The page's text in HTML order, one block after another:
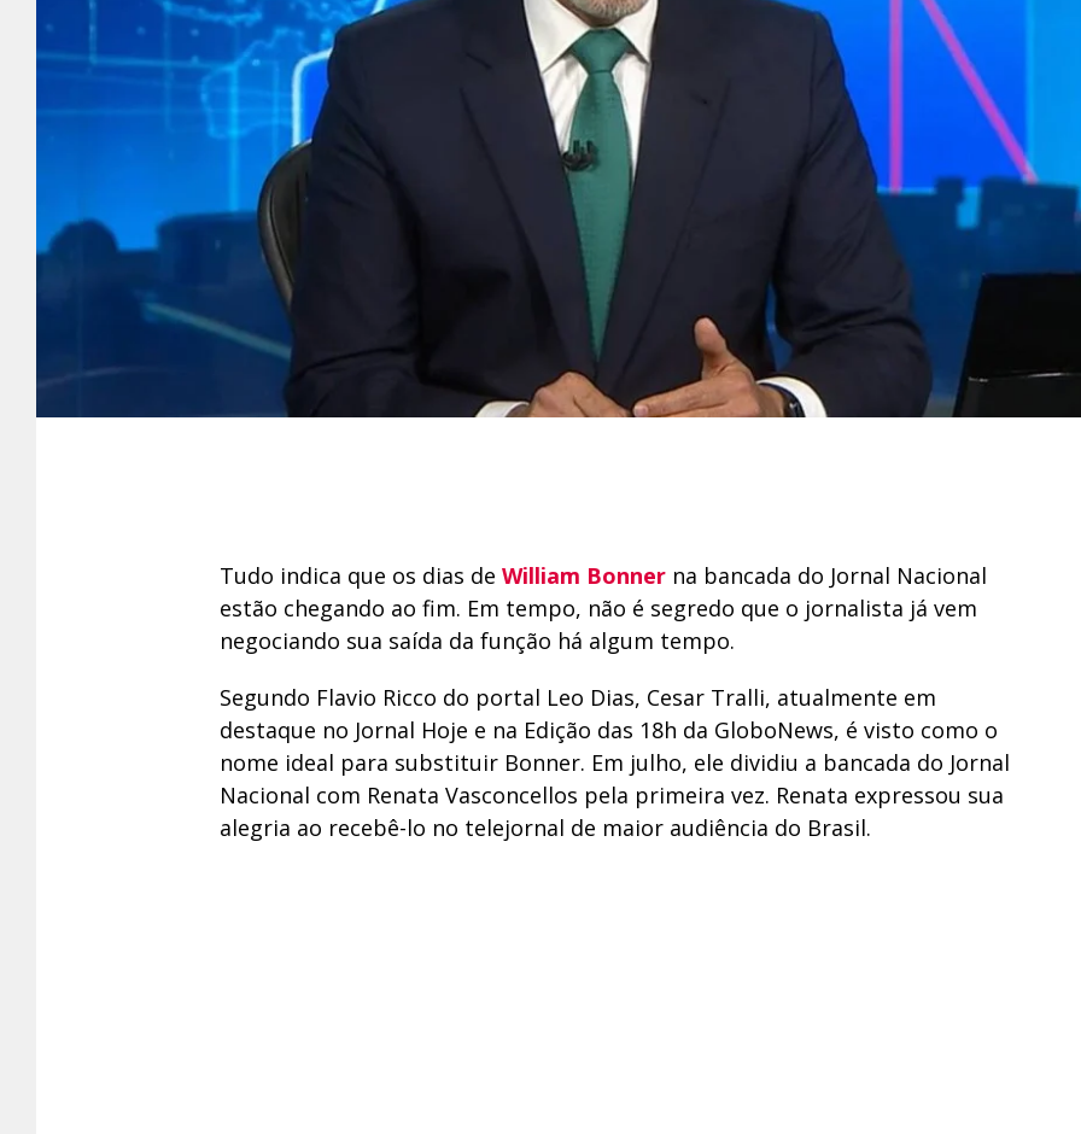
Tudo indica que os dias de William Bonner na bancada do Jornal Nacional
estão chegando ao fim. Em tempo, não é segredo que o jornalista já vem
negociando sua saída da função há algum tempo.
Segundo Flavio Ricco do portal Leo Dias, Cesar Tralli, atualmente em
destaque no Jornal Hoje e na Edição das 18h da GloboNews, é visto como o
nome ideal para substituir Bonner. Em julho, ele dividiu a bancada do Jornal
Nacional com Renata Vasconcellos pela primeira vez. Renata expressou sua
alegria ao recebê-lo no telejornal de maior audiência do Brasil.